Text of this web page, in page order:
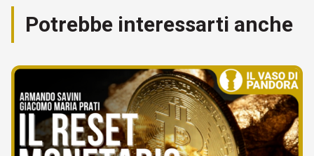
Potrebbe interessarti anche